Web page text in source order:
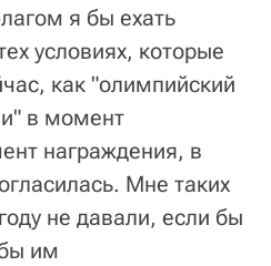
я бы ехать
условиях, которые
как "олимпийский
в момент
награждения, в
Мне таких
не давали, если бы
им